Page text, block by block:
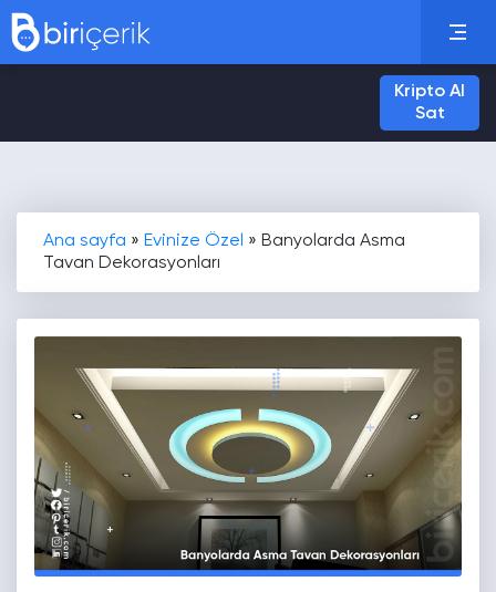
Kripto Al
Sat
Ana sayfa » Evinize Özel » Banyolarda Asma
Tavan Dekorasyonları